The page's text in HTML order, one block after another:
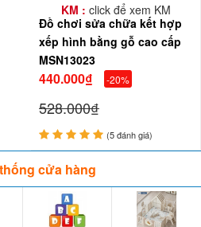
KM : click để xem KM
Đồ chơi sửa chữa kết hợp
xếp hình bằng gỗ cao cấp
MSN13023
440.000₫ -20%
528.000₫
(5 đánh giá)
cửa hàng